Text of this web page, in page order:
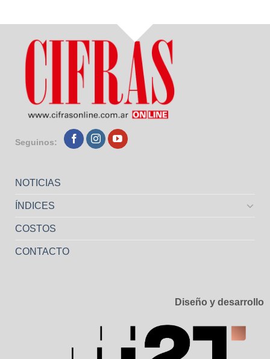
Seguinos:
NOTICIAS
ÍNDICES
COSTOS
CONTACTO
Diseño y desarrollo